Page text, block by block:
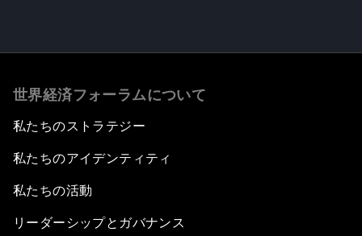
世界経済フォーラムについて
私たちのストラテジー
私たちのアイデンティティ
私たちの活動
リーダーシップとガバナンス